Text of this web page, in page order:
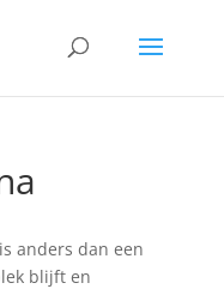
anders dan een
blijft en